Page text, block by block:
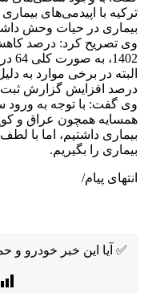
ترکیه با اپیدمی‌های
بیماری در حیات وحش
درصد افزایش گزارش
وی گفت: با توجه به ورود
بیماری داشتیم، اما با
بیماری را بگیریم.
انتهای پیام/
✅ آیا این خبر خودرو و